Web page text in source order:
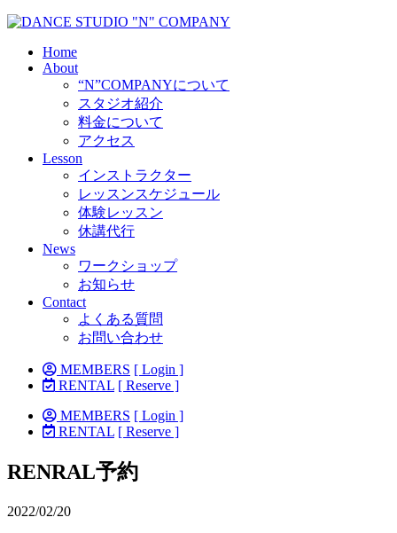
Home
About
“N”COMPANYについて
スタジオ紹介
料金について
アクセス
Lesson
インストラクター
レッスンスケジュール
体験レッスン
休講代行
News
ワークショップ
お知らせ
Contact
よくある質問
お問い合わせ
MEMBERS [ Login ]
RENTAL [ Reserve ]
MEMBERS [ Login ]
RENTAL [ Reserve ]
RENRAL予約
2022/02/20